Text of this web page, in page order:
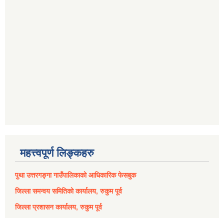
महत्त्वपूर्ण लिङ्कहरु
पुथा उत्तरगङ्गा गाउँपालिकाको आधिकारिक फेसबुक
जिल्ला समन्वय समितिको कार्यालय, रुकुम पूर्व
जिल्ला प्रशासन कार्यालय, रुकुम पूर्व